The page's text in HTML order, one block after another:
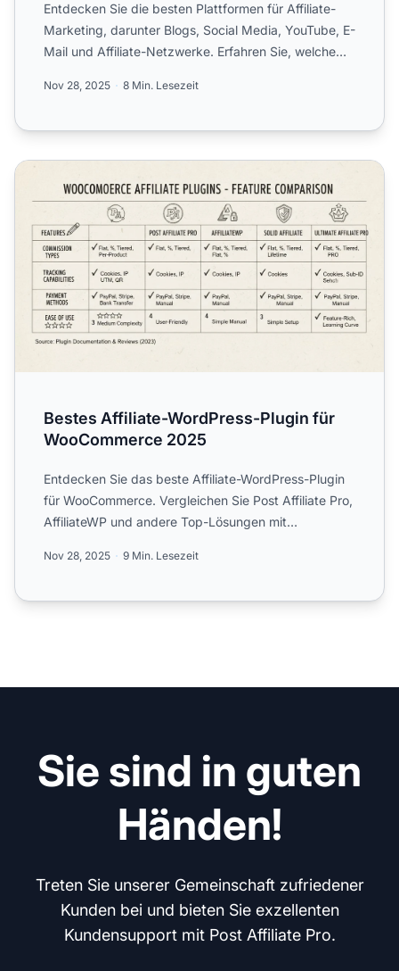
Entdecken Sie die besten Plattformen für Affiliate-
Marketing, darunter Blogs, Social Media, YouTube, E-
Mail und Affiliate-Netzwerke. Erfahren Sie, welche
Nov 28, 2025 8 Min. Lesezeit
Bestes Affiliate-WordPress-Plugin für WooCommerce
Bestes Affiliate-WordPress-Plugin für
WooCommerce 2025
Entdecken Sie das beste Affiliate-WordPress-Plugin
für WooCommerce. Vergleichen Sie Post Affiliate Pro,
AffiliateWP und andere Top-Lösungen mit
Nov 28, 2025 9 Min. Lesezeit
Sie sind in guten
Händen!
Treten Sie unserer Gemeinschaft zufriedener
Kunden bei und bieten Sie exzellenten
Kundensupport mit Post Affiliate Pro.